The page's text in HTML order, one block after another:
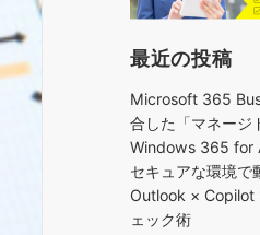
最近の投稿
Microsoft 365
合した「マネージ
Windows 365 for
セキュアな環境で
Outlook × Copilot
ェック術​